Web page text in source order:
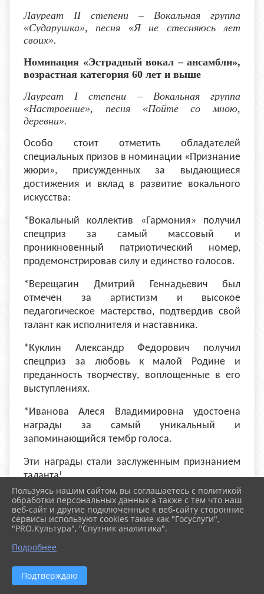
Лауреат II степени – Вокальная группа
«Сударушка», песня «Я не стесняюсь лет
своих».
Номинация «Эстрадный вокал – ансамбли»,
возрастная категория 60 лет и выше
Лауреат I степени – Вокальная группа
«Настроение», песня «Пойте со мною,
деревни».
Особо стоит отметить обладателей
специальных призов в номинации «Признание
жюри», присужденных за выдающиеся
достижения и вклад в развитие вокального
искусства:
*Вокальный коллектив «Гармония» получил
спецприз за самый массовый и
проникновенный патриотический номер,
продемонстрировав силу и единство голосов.
*Верещагин Дмитрий Геннадьевич был
отмечен за артистизм и высокое
педагогическое мастерство, подтвердив свой
талант как исполнителя и наставника.
*Куклин Александр Федорович получил
спецприз за любовь к малой Родине и
преданность творчеству, воплощенные в его
выступлениях.
*Иванова Алеся Владимировна удостоена
награды за самый уникальный и
запоминающийся тембр голоса.
Эти награды стали заслуженным признанием
таланта!
Пользуясь нашим сайтом, вы соглашаетесь с политикой
обработки персональных данных а также с тем что наш
веб-сайт и другие подключенные к веб-сайту сторонние
сервисы используют cookies такие как "Госуслуги",
"PRO.Культура", "Спутник аналитика".
Подробнее
Подтверждаю